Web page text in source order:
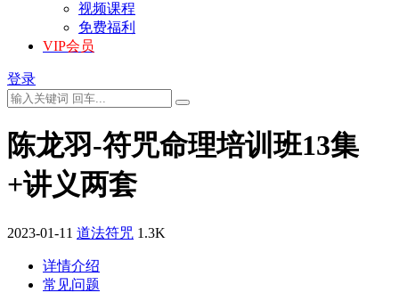
视频课程
免费福利
VIP会员
登录
陈龙羽-符咒命理培训班13集
+讲义两套
2023-01-11 道法符咒 1.3K
详情介绍
常见问题